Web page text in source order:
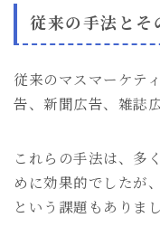
従来の手法とそ
従来のマスマーケテ
告、新聞広告、雑誌
これらの手法は、多
めに効果的でしたが
という課題もありまし